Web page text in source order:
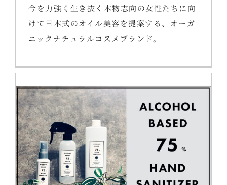
今を力強く生き抜く本物志向の女性たちに向
けて日本式のオイル美容を提案する、オーガ
ニックナチュラルコスメブランド。